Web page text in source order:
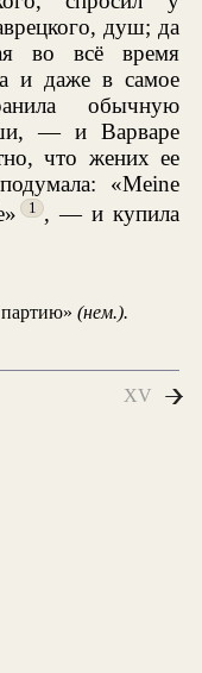
душ; да
во всё время
и даже в самое
обычную
— и Варваре
что жених ее
«Meine
1
, — и купила
партию»(нем.).
XV